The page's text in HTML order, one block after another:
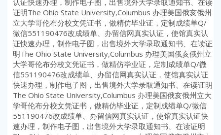
认证快速办理，制作电子图，出售境外大学录取通知书、在读
证明The Ohio State University,Columbus 办理美国俄亥俄州
立大学哥伦布分校文凭证书，做精仿毕业证，定制成绩单Q/
微信551190476改成绩单、办留信网真实认证，使馆真实认
证快速办理，制作电子图，出售境外大学录取通知书、在读证
明The Ohio State University,Columbus 办理美国俄亥俄州立
大学哥伦布分校文凭证书，做精仿毕业证，定制成绩单Q/微
信551190476改成绩单、办留信网真实认证，使馆真实认证
快速办理，制作电子图，出售境外大学录取通知书、在读证明
The Ohio State University,Columbus 办理美国俄亥俄州立大
学哥伦布分校文凭证书，做精仿毕业证，定制成绩单Q/微信
551190476改成绩单、办留信网真实认证，使馆真实认证快
速办理，制作电子图，出售境外大学录取通知书、在读证明